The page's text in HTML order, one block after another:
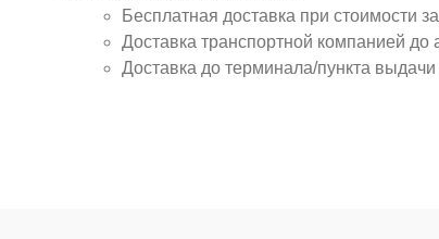
Бесплатная доставка при стоимости
Доставка транспортной компанией
Доставка до терминала/пункта